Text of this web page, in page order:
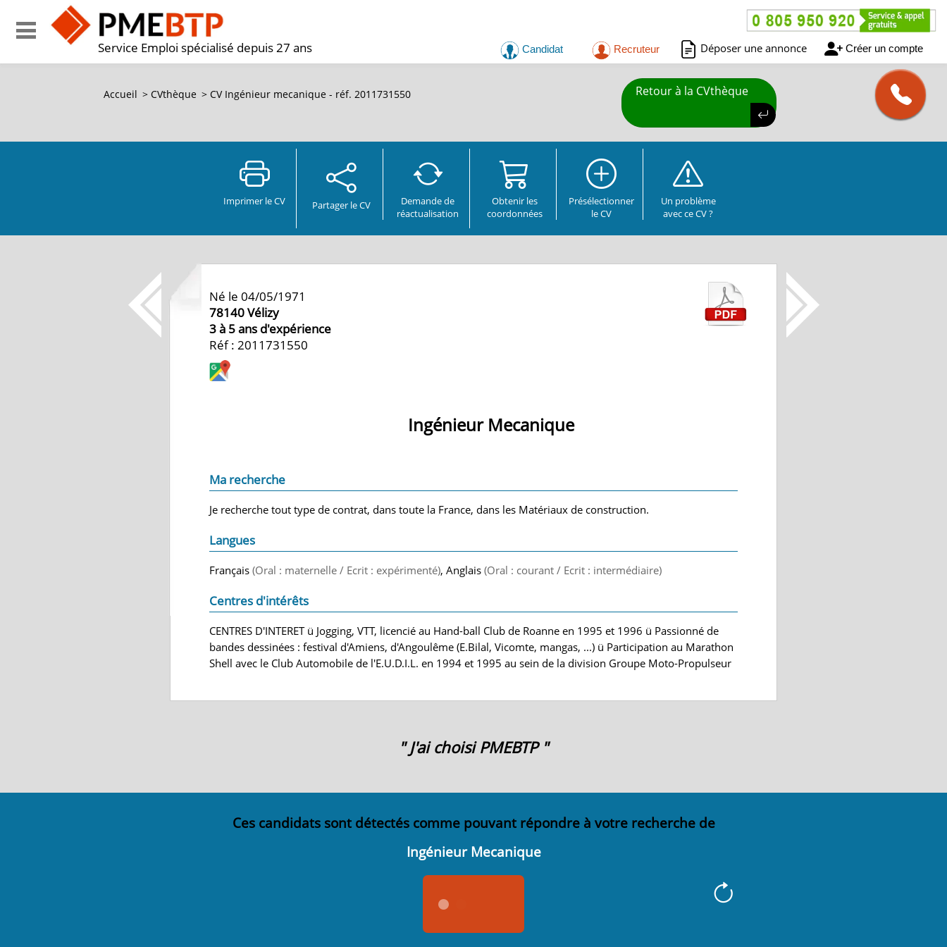
Service Emploi spécialisé depuis 27 ans Candidat Recruteur Déposer une annonce Créer un compte
Accueil > CVthèque > CV Ingénieur mecanique - réf. 2011731550 Retour à la CVthèque
Imprimer le CV Partager le CV
Demande de
réactualisation
Obtenir les
coordonnées
Présélectionner
le CV
Un problème
avec ce CV ?
Né le 04/05/1971
78140Vélizy
3 à 5 ans d'expérience
Réf : 2011731550
Ingénieur Mecanique
Ma recherche
Je recherche tout type de contrat, dans toute la France, dans les Matériaux de construction.
Langues
Français (Oral : maternelle / Ecrit : expérimenté), Anglais (Oral : courant / Ecrit : intermédiaire)
Centres d'intérêts
CENTRES D'INTERET ü Jogging, VTT, licencié au Hand-ball Club de Roanne en 1995 et 1996 ü Passionné de
bandes dessinées : festival d'Amiens, d'Angoulême (E.Bilal, Vicomte, mangas, ...) ü Participation au Marathon
Shell avec le Club Automobile de l'E.U.D.I.L. en 1994 et 1995 au sein de la division Groupe Moto-Propulseur
" J'ai choisi PMEBTP "
Ces candidats sont détectés comme pouvant répondre à votre recherche de
Ingénieur Mecanique